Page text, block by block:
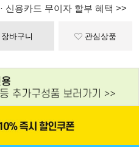
· 신용카드 무이자 할부 혜택 >>
장바구니 관심상품